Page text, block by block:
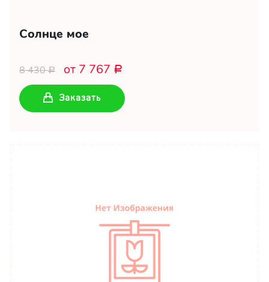
Солнце мое
8 430Р от 7 767 Р
Заказать